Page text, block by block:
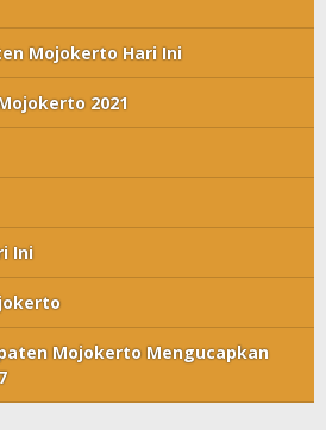
Mojokerto Hari Ini
2021
Ini
Mojokerto Mengucapkan